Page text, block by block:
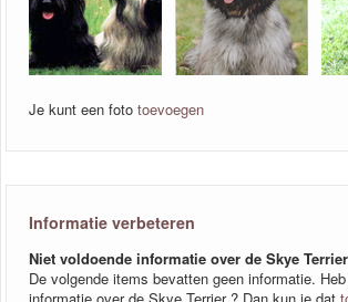
Je kunt een foto toevoegen
Informatie verbeteren
Niet voldoende informatie over de Skye Terrier
De volgende items bevatten geen informatie.